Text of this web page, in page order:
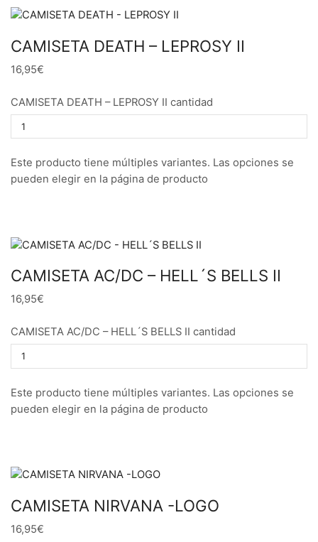
CAMISETA DEATH – LEPROSY II
16,95€
CAMISETA DEATH – LEPROSY II cantidad
Este producto tiene múltiples variantes. Las opciones se
pueden elegir en la página de producto
CAMISETA AC/DC – HELL´S BELLS II
16,95€
CAMISETA AC/DC – HELL´S BELLS II cantidad
Este producto tiene múltiples variantes. Las opciones se
pueden elegir en la página de producto
CAMISETA NIRVANA -LOGO
16,95€